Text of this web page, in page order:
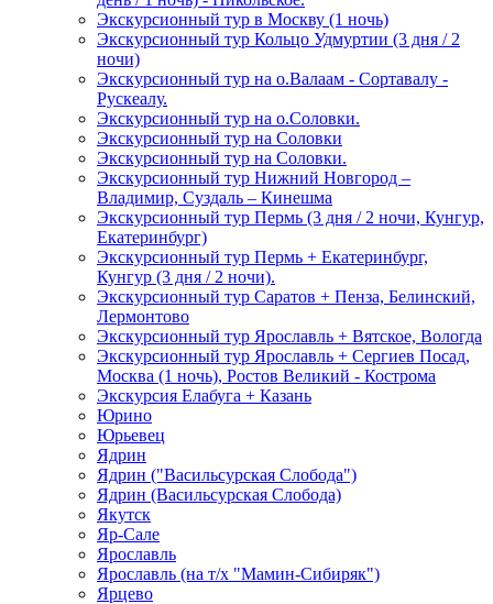
Экскурсионный тур в Москву (1 ночь)
Экскурсионный тур Кольцо Удмуртии (3 дня / 2
ночи)
Экскурсионный тур на о.Валаам - Сортавалу -
Рускеалу.
Экскурсионный тур на о.Соловки.
Экскурсионный тур на Соловки
Экскурсионный тур на Соловки.
Экскурсионный тур Нижний Новгород –
Владимир, Суздаль – Кинешма
Экскурсионный тур Пермь (3 дня / 2 ночи, Кунгур,
Екатеринбург)
Экскурсионный тур Пермь + Екатеринбург,
Кунгур (3 дня / 2 ночи).
Экскурсионный тур Саратов + Пенза, Белинский,
Лермонтово
Экскурсионный тур Ярославль + Вятское, Вологда
Экскурсионный тур Ярославль + Сергиев Посад,
Москва (1 ночь), Ростов Великий - Кострома
Экскурсия Елабуга + Казань
Юрино
Юрьевец
Ядрин
Ядрин ("Васильсурская Слобода")
Ядрин (Васильсурская Слобода)
Якутск
Яр-Сале
Ярославль
Ярославль (на т/х "Мамин-Сибиряк")
Ярцево